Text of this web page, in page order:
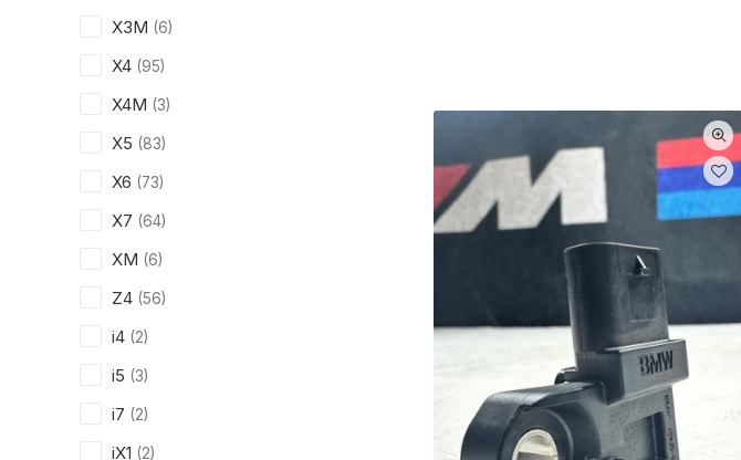
X3M (6)
X4 (95)
X4M (3)
X5 (83)
X6 (73)
X7 (64)
XM (6)
Z4 (56)
i4 (2)
i5 (3)
i7 (2)
iX1 (2)